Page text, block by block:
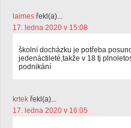
laimes řekl(a)...
17. ledna 2020 v 15:08
školní docházku je potřeba
jedenáctileté,takže v 18 tj
podnikání
krtek řekl(a)...
17. ledna 2020 v 16:05